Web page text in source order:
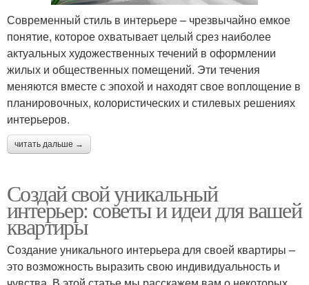
Современный стиль в интерьере – чрезвычайно емкое
понятие, которое охватывает целый срез наиболее
актуальных художественных течений в оформлении
жилых и общественных помещений. Эти течения
меняются вместе с эпохой и находят свое воплощение в
планировочных, колористических и стилевых решениях
интерьеров.
читать дальше →
Создай свой уникальный
интерьер: советы и идеи для вашей
квартиры
Создание уникального интерьера для своей квартиры –
это возможность выразить свою индивидуальность и